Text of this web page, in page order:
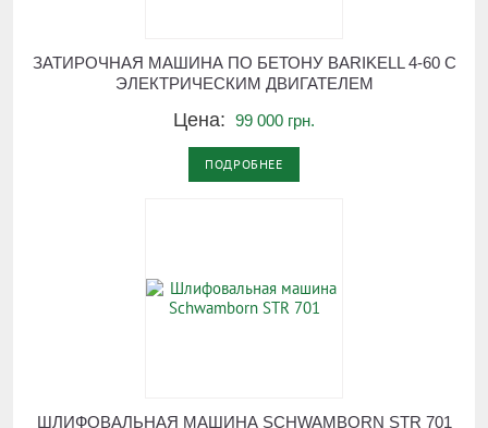
ЗАТИРОЧНАЯ МАШИНА ПО БЕТОНУ BARIKELL 4-60 С
ЭЛЕКТРИЧЕСКИМ ДВИГАТЕЛЕМ
Цена: 99 000 грн.
ПОДРОБНЕЕ
ШЛИФОВАЛЬНАЯ МАШИНА SCHWAMBORN STR 701